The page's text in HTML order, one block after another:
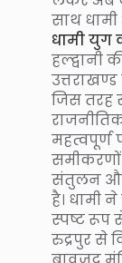
साथ
धामी युग
जिस तरह
समीकरणों
संतुलन और
है। धामी
स्पष्ट रूप
रुद्रपुर से